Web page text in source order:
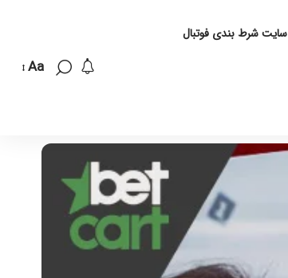
سایت شرط بندی فوتبال
Aa